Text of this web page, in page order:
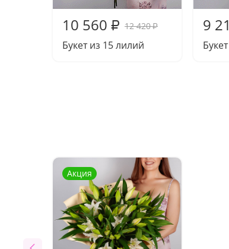
10 560 ₽ 12 420₽
Букет из 15 лилий
9
Акция